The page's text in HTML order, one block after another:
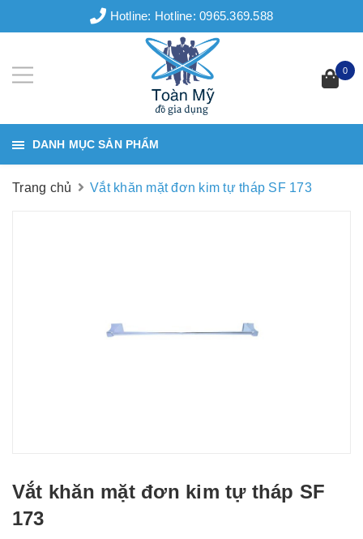
Hotline: Hotline: 0965.369.588
0
DANH MỤC SẢN PHẨM
Trang chủ Vắt khăn mặt đơn kim tự tháp SF 173
Vắt khăn mặt đơn kim tự tháp SF
173